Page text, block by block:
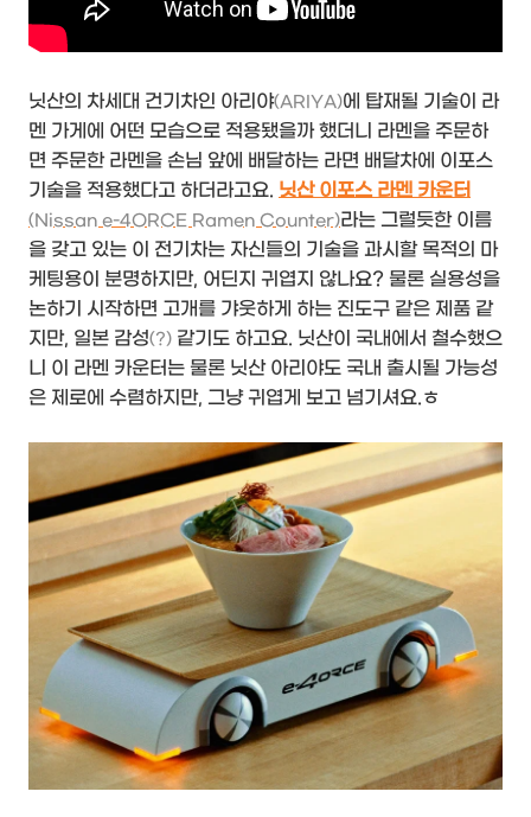
닛산의 차세대 건기차인 아리야(ARIYA)에 탑재될 기술이 라
멘 가게에 어떤 모습으로 적용됐을까 했더니 라멘을 주문하
면 주문한 라멘을 손님 앞에 배달하는 라면 배달차에 이포스
기술을 적용했다고 하더라고요. 닛산 이포스 라멘 카운터
(Nissan e-4ORCE Ramen Counter)라는 그럴듯한 이름
을 갖고 있는 이 전기차는 자신들의 기술을 과시할 목적의 마
케팅용이 분명하지만, 어딘지 귀엽지 않나요? 물론 실용성을
논하기 시작하면 고개를 갸웃하게 하는 진도구 같은 제품 같
지만, 일본 감성(?) 같기도 하고요. 닛산이 국내에서 철수했으
니 이 라멘 카운터는 물론 닛산 아리야도 국내 출시될 가능성
은 제로에 수렴하지만, 그냥 귀엽게 보고 넘기셔요.ㅎ